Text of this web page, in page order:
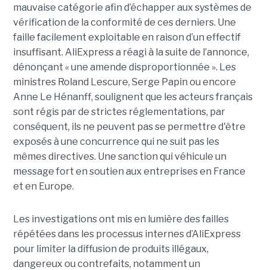
mauvaise catégorie afin d’échapper aux systèmes de
vérification de la conformité de ces derniers. Une
faille facilement exploitable en raison d’un effectif
insuffisant. AliExpress a réagi à la suite de l’annonce,
dénonçant « une amende disproportionnée ». Les
ministres Roland Lescure, Serge Papin ou encore
Anne Le Hénanff, soulignent que les acteurs français
sont régis par de strictes réglementations, par
conséquent, ils ne peuvent pas se permettre d'être
exposés à une concurrence qui ne suit pas les
mêmes directives. Une sanction qui véhicule un
message fort en soutien aux entreprises en France
et en Europe.
Les investigations ont mis en lumière des failles
répétées dans les processus internes d’AliExpress
pour limiter la diffusion de produits illégaux,
dangereux ou contrefaits, notamment un